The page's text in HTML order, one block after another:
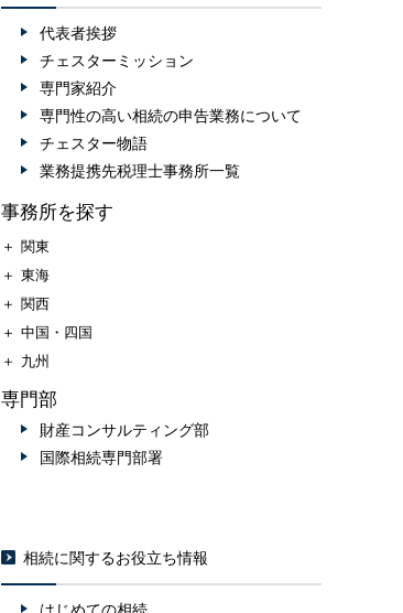
代表者挨拶
チェスターミッション
専門家紹介
専門性の高い相続の申告業務について
チェスター物語
業務提携先税理士事務所一覧
事務所を探す
＋ 関東
＋ 東海
＋ 関西
＋ 中国・四国
＋ 九州
専門部
財産コンサルティング部
国際相続専門部署
相続に関するお役立ち情報